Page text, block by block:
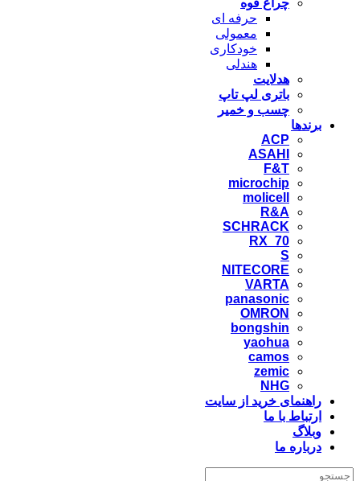
حرفه ای
معمولی
خودکاری
هندلی
هدلایت
باتری لپ تاپ
چسب و خمیر
برندها
ACP
ASAHI
F&T
microchip
molicell
R&A
SCHRACK
RX_70
S
NITECORE
VARTA
panasonic
OMRON
bongshin
yaohua
camos
zemic
NHG
راهنمای خرید از سایت
ارتباط با ما
وبلاگ
درباره ما